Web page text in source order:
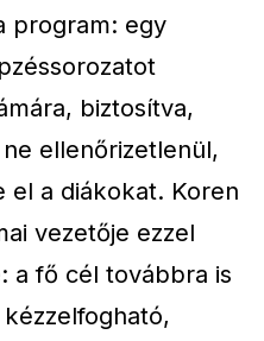
program: egy
biztosítva,
ellenőrizetlenül,
el a diákokat. Koren
vezetője ezzel
a fő cél továbbra is